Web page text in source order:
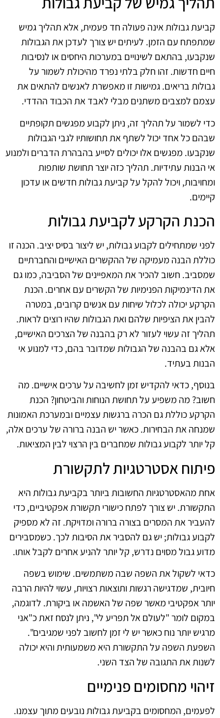
קביעת גבולות אינה פעולה חד פעמית, אלא תהליך גמיש
שמתפתח עם הזמן. לעיתים יש צורך לעדכן את הגבולות
שנקבעו, בהתאם לשינויים במערכות היחסים או לנסיבות
חיים חדשות. זהו חלק בלתי נפרד מהיכולת לשמור על
גבולות בריאים. גמישות זו מאפשרת לאנשים להתאים את
עצמם למצבים משתנים מבלי לאבד את הכבוד ההדדי.
כדי לשמור על תהליך זה, ניתן לקבוע מפגשים תקופתיים
שבהם כל אחד יכול לשתף את תחושותיו לגבי הגבולות
שנקבעו. מפגשים אלו יכולים לסייע בהבהרת הדברים ולמנוע
אי הבנות עתידיות. תהליך כזה יוצר תחושת שותפות
ומחויבות, ויכול להקל על קביעת גבולות חדשים או עדכון
קיימים.
הכנת הקרקע לקביעת גבולות
לפני שמתחילים לקבוע גבולות, יש ליצור בסיס יציב. הכנה זו
כוללת הבנה מעמיקה של ההקשרים האישיים והחברתיים
שמסביב. חשוב להכיר את המאפיינים של הסביבה, כמו גם
את הדינמיקות הפנימיות של הקשרים עם אחרים. הכנת
הקרקע יכולה לכלול שיחות עם אנשים קרובים, במטרה
להבין את הציפיות שלהם ואת הגבולות שהיו רוצים לראות.
תהליך זה עשוי לעזור לא רק בהבנה של הצרכים האישיים,
אלא גם בהבנה של הגבולות שמדובר בהם, כדי למנוע אי
הבנות בעתיד.
בנוסף, כדאי להקדיש זמן לחשיבה על ערכים אישיים. מה
חשוב? מה משפיע על תחושת הנוחות והביטחון? הכנת
הקרקע כוללת גם הכרה ברגשות עצמיים ובמערכת האמונות
שמנחה את הבחירות. כאשר יש הבנה ברורה של ערכים אלה,
קל יותר לקבוע גבולות שמחברים בין הרצוי לבין המציאות.
פיתוח אסטרטגיות לתקשורת
אחת מהאסטרטגיות החשובות ביותר בקביעת גבולות היא
התקשורת. יש צורך לפתח כישורי תקשורת אפקטיביים, כדי
להעביר את המסרים בצורה ברורה ומדויקת. זה לא מספיק
לקבוע גבולות; יש גם להסביר את הסיבות לכך. כשמסבירים
מדוע גבול מסוים נדרש, קל יותר להניע אחרים לקבל אותו.
כדאי לשקול את השפה שבה משתמשים. שימוש בשפה
חיובית, שמדגישה רגשות ותוצאות רצויות, עשוי להיות הרבה
יותר אפקטיבי מאשר שפה של האשמה או ביקורת. לדוגמה,
במקום לומר "לעולם אל תפריע לי", ניתן לנסח זאת כ"אני
מרגיש יותר נוח כאשר יש לי זמן לחשוב לפני שמגיבים".
השפעת השפה על התקשורת היא משמעותית והיא יכולה
לשנות את התגובה של הצד השני.
זיהוי מחסומים פנימיים
לפעמים, המחסומים בקביעת גבולות נובעים מתוך עצמנו.